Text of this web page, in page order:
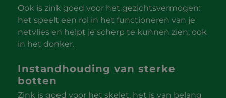
Ook is zink goed voor het gezichtsvermogen:
het speelt een rol in het functioneren van je
netvlies en helpt je scherp te kunnen zien, ook
in het donker.
Instandhouding van sterke
botten
Zink is goed voor het skelet, het is van belang